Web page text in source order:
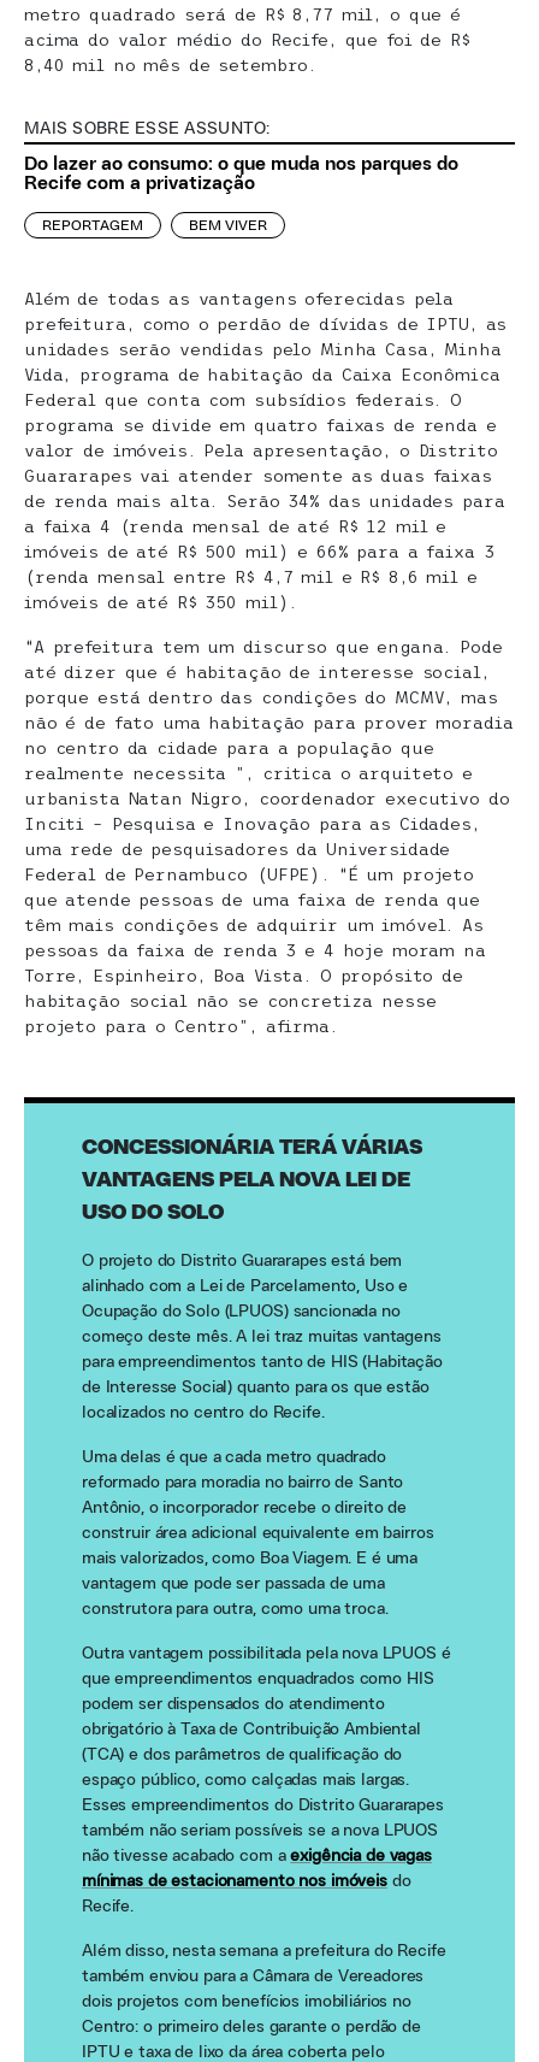
metro quadrado será de R$ 8,77 mil, o que é
acima do valor médio do Recife, que foi de R$
8,40 mil no mês de setembro.
MAIS SOBRE ESSE ASSUNTO:
Do lazer ao consumo: o que muda nos parques do
Recife com a privatização
REPORTAGEM BEM VIVER
Além de todas as vantagens oferecidas pela
prefeitura, como o perdão de dívidas de IPTU, as
unidades serão vendidas pelo Minha Casa, Minha
Vida, programa de habitação da Caixa Econômica
Federal que conta com subsídios federais. O
programa se divide em quatro faixas de renda e
valor de imóveis. Pela apresentação, o Distrito
Guararapes vai atender somente as duas faixas
de renda mais alta. Serão 34% das unidades para
a faixa 4 (renda mensal de até R$ 12 mil e
imóveis de até R$ 500 mil) e 66% para a faixa 3
(renda mensal entre R$ 4,7 mil e R$ 8,6 mil e
imóveis de até R$ 350 mil).
“A prefeitura tem um discurso que engana. Pode
até dizer que é habitação de interesse social,
porque está dentro das condições do MCMV, mas
não é de fato uma habitação para prover moradia
no centro da cidade para a população que
realmente necessita ”, critica o arquiteto e
urbanista Natan Nigro, coordenador executivo do
Inciti – Pesquisa e Inovação para as Cidades,
uma rede de pesquisadores da Universidade
Federal de Pernambuco (UFPE). “É um projeto
que atende pessoas de uma faixa de renda que
têm mais condições de adquirir um imóvel. As
pessoas da faixa de renda 3 e 4 hoje moram na
Torre, Espinheiro, Boa Vista. O propósito de
habitação social não se concretiza nesse
projeto para o Centro”, afirma.
CONCESSIONÁRIA TERÁ VÁRIAS
VANTAGENS PELA NOVA LEI DE
USO DO SOLO
O projeto do Distrito Guararapes está bem
alinhado com a Lei de Parcelamento, Uso e
Ocupação do Solo (LPUOS) sancionada no
começo deste mês. A lei traz muitas vantagens
para empreendimentos tanto de HIS (Habitação
de Interesse Social) quanto para os que estão
localizados no centro do Recife.
Uma delas é que a cada metro quadrado
reformado para moradia no bairro de Santo
Antônio, o incorporador recebe o direito de
construir área adicional equivalente em bairros
mais valorizados, como Boa Viagem. E é uma
vantagem que pode ser passada de uma
construtora para outra, como uma troca.
Outra vantagem possibilitada pela nova LPUOS é
que empreendimentos enquadrados como HIS
podem ser dispensados do atendimento
obrigatório à Taxa de Contribuição Ambiental
(TCA) e dos parâmetros de qualificação do
espaço público, como calçadas mais largas.
Esses empreendimentos do Distrito Guararapes
também não seriam possíveis se a nova LPUOS
não tivesse acabado com aexigência de vagas
mínimas de estacionamento nos imóveisdo
Recife.
Além disso, nesta semana a prefeitura do Recife
também enviou para a Câmara de Vereadores
dois projetos com benefícios imobiliários no
Centro: o primeiro deles garante o perdão de
IPTU e taxa de lixo da área coberta pelo